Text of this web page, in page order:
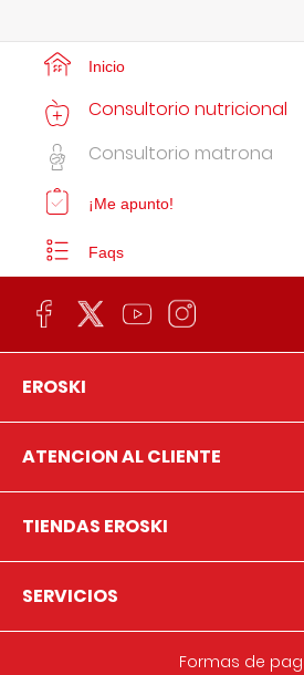
Inicio
Consultorio nutricional
Consultorio matrona
¡Me apunto!
Faqs
EROSKI
ATENCION AL CLIENTE
TIENDAS EROSKI
SERVICIOS
Formas de